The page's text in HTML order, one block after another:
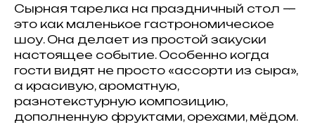
Сырная тарелка на праздничный стол —
это как маленькое гастрономическое
шоу. Она делает из простой закуски
настоящее событие. Особенно когда
гости видят не просто «ассорти из сыра»,
а красивую, ароматную,
разнотекстурную композицию,
дополненную фруктами, орехами, мёдом.